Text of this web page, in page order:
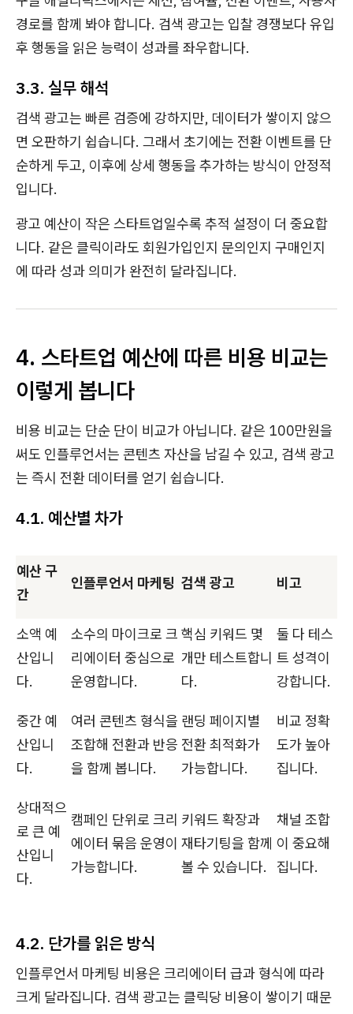
경로를 함께 봐야 합니다. 검색 광고는 입찰 경쟁보다 유입
후 행동을 읽은 능력이 성과를 좌우합니다.
3.3. 실무 해석
검색 광고는 빠른 검증에 강하지만, 데이터가 쌓이지 않으
면 오판하기 쉽습니다. 그래서 초기에는 전환 이벤트를 단
순하게 두고, 이후에 상세 행동을 추가하는 방식이 안정적
입니다.
광고 예산이 작은 스타트업일수록 추적 설정이 더 중요합
니다. 같은 클릭이라도 회원가입인지 문의인지 구매인지
에 따라 성과 의미가 완전히 달라집니다.
4. 스타트업 예산에 따른 비용 비교는
이렇게 봅니다
비용 비교는 단순 단이 비교가 아닙니다. 같은 100만원을
써도 인플루언서는 콘텐츠 자산을 남길 수 있고, 검색 광고
는 즉시 전환 데이터를 얻기 쉽습니다.
4.1. 예산별 차가
예산 구
간
인플루언서 마케팅 검색 광고 비고
소액 예
산입니
다.
소수의 마이크로 크
리에이터 중심으로
운영합니다.
핵심 키워드 몇
개만 테스트합니
다.
둘 다 테스
트 성격이
강합니다.
중간 예
산입니
다.
여러 콘텐츠 형식을
조합해 전환과 반응
을 함께 봅니다.
랜딩 페이지별
전환 최적화가
가능합니다.
비교 정확
도가 높아
집니다.
상대적으
로 큰 예
산입니
다.
캠페인 단위로 크리
에이터 묶음 운영이
가능합니다.
키워드 확장과
재타기팅을 함께
볼 수 있습니다.
채널 조합
이 중요해
집니다.
4.2. 단가를 읽은 방식
인플루언서 마케팅 비용은 크리에이터 급과 형식에 따라
크게 달라집니다. 검색 광고는 클릭당 비용이 쌓이기 때문